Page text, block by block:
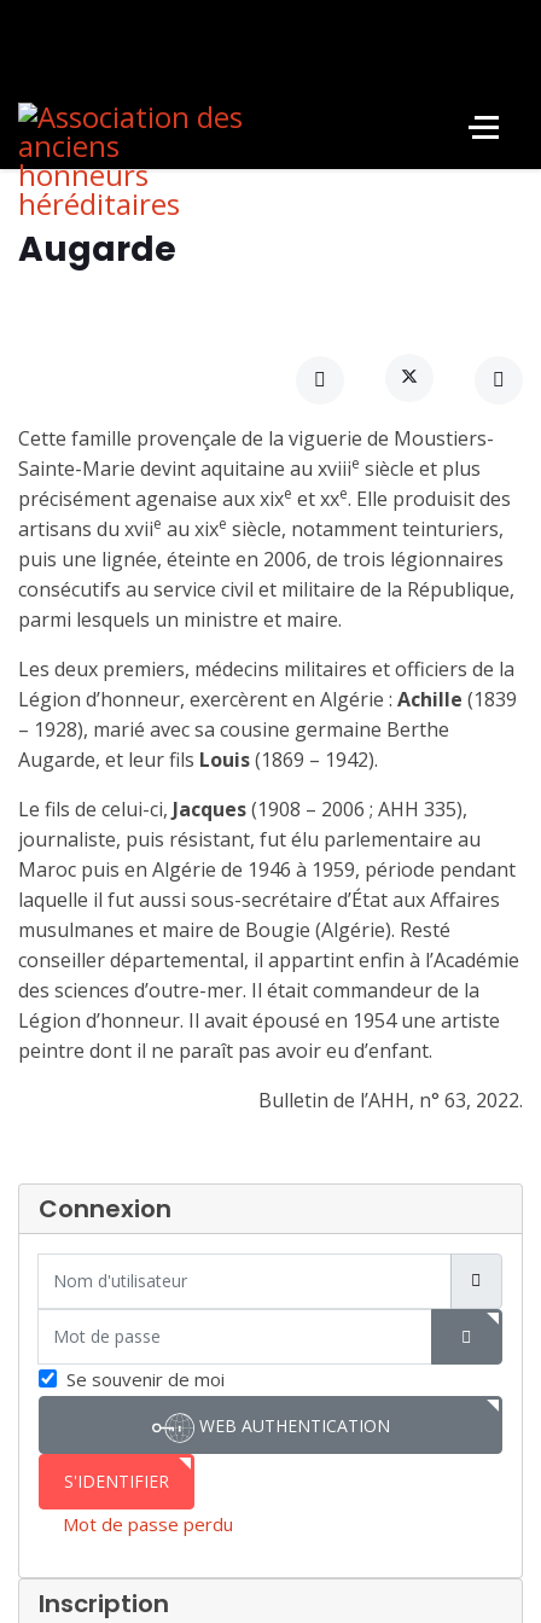
Augarde
Cette famille provençale de la viguerie de Moustiers-
Sainte-Marie devint aquitaine au xviiie siècle et plus
précisément agenaise aux xixe et xxe. Elle produisit des
artisans du xviie au xixe siècle, notamment teinturiers,
puis une lignée, éteinte en 2006, de trois légionnaires
consécutifs au service civil et militaire de la République,
parmi lesquels un ministre et maire.
Les deux premiers, médecins militaires et officiers de la
Légion d’honneur, exercèrent en Algérie : Achille (1839
– 1928), marié avec sa cousine germaine Berthe
Augarde, et leur fils Louis(1869 – 1942).
Le fils de celui-ci, Jacques(1908 – 2006 ; AHH 335),
journaliste, puis résistant, fut élu parlementaire au
Maroc puis en Algérie de 1946 à 1959, période pendant
laquelle il fut aussi sous-secrétaire d’État aux Affaires
musulmanes et maire de Bougie (Algérie). Resté
conseiller départemental, il appartint enfin à l’Académie
des sciences d’outre-mer. Il était commandeur de la
Légion d’honneur. Il avait épousé en 1954 une artiste
peintre dont il ne paraît pas avoir eu d’enfant.
Bulletin de l’AHH, n° 63, 2022.
Connexion
SHOW
Se souvenir de moi
WEB AUTHENTICATION
S'IDENTIFIER
Mot de passe perdu
Inscription